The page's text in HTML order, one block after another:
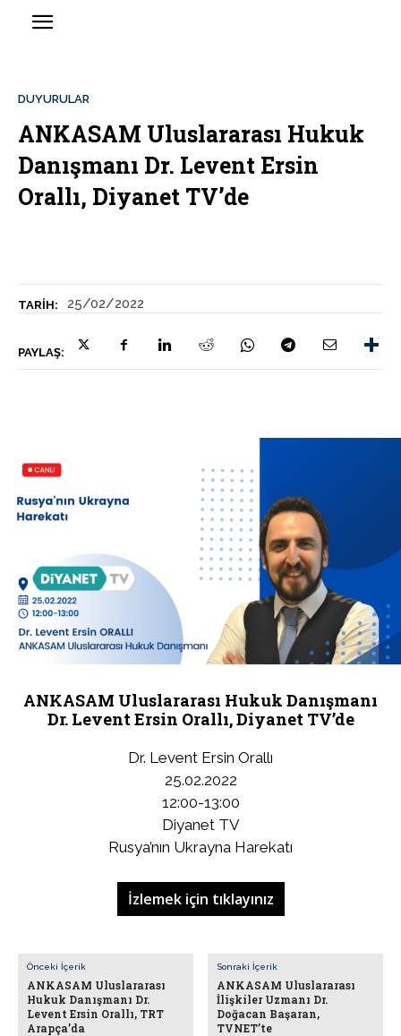
TARIH: 25/02/2022
PAYLAŞ:
DUYURULAR
ANKASAM Uluslararası Hukuk
Danışmanı Dr. Levent Ersin
Orallı, Diyanet TV’de
ANKASAM Uluslararası Hukuk Danışmanı
Dr. Levent Ersin Orallı, Diyanet TV’de
Dr. Levent Ersin Orallı
25.02.2022
12:00-13:00
Diyanet TV
Rusya’nın Ukrayna Harekatı
İzlemek için tıklayınız
Önceki İçerik
ANKASAM Uluslararası
Hukuk Danışmanı Dr.
Levent Ersin Orallı, TRT
Arapça’da
Sonraki İçerik
ANKASAM Uluslararası
İlişkiler Uzmanı Dr.
Doğacan Başaran,
TVNET’te